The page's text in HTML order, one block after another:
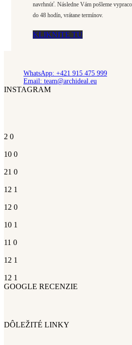
navrhnúť. Následne Vám pošleme
do 48 hodín, vrátane termínov.
KLIKNITE TU
WhatsApp: +421 915 475 999
Email: team@archideal.eu
INSTAGRAM
2 0
10 0
21 0
12 1
12 0
10 1
11 0
12 1
12 1
GOOGLE RECENZIE
DÔLEŽITÉ LINKY